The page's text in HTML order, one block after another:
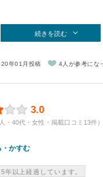
続きを読む
年01月投稿 4人が参考にな
3.0
・40代・女性・掲載口コミ13件）
・かすむ
年以上経過しています。